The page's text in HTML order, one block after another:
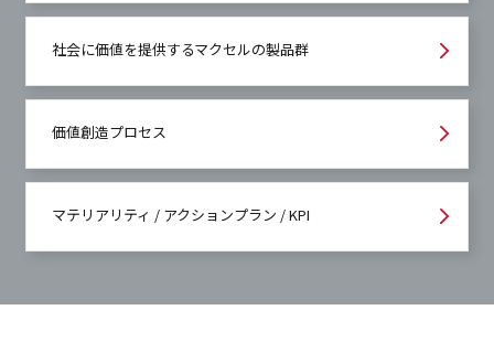
社会に価値を提供するマクセルの製品群
価値創造プロセス
マテリアリティ / アクションプラン / KPI